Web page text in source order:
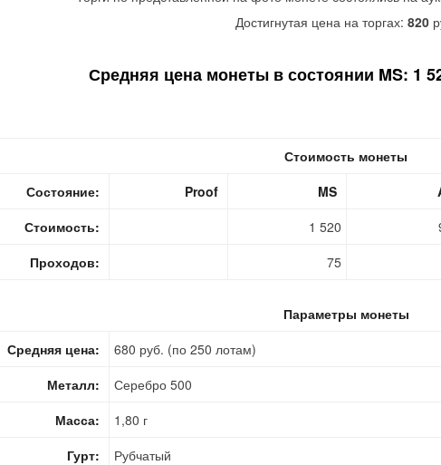
Достигнутая цена на торгах: 820
Средняя цена монеты в состоянии MS: 1
Стоимость монеты
Состояние:
Proof MS
Стоимость:
1 520
Проходов:
75
Параметры монеты
Средняя цена:
680 руб. (по 250 лотам)
Металл:
Серебро 500
Масса:
1,80 г
Гурт:
Рубчатый